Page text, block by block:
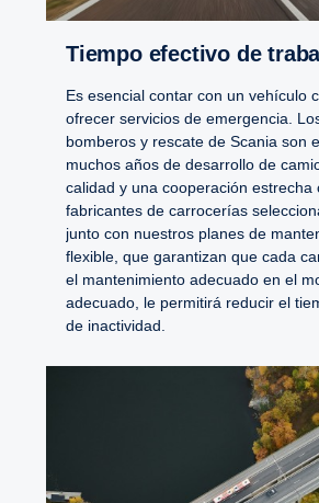
Tiempo efectivo de
Es esencial contar con un vehículo
ofrecer servicios de emergencia.
bomberos y rescate de Scania son
muchos años de desarrollo de
calidad y una cooperación estrecha
fabricantes de carrocerías
junto con nuestros planes de
flexible, que garantizan que cada
el mantenimiento adecuado en el
adecuado, le permitirá reducir el
de inactividad.